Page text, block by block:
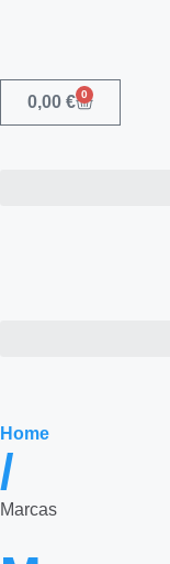
0,00 € 0
Home
/
Marcas